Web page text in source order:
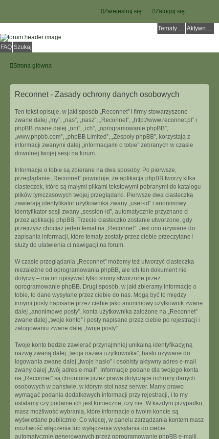
Zaloguj się
Zarejestruj się
Tematy bez odpowiedzi Aktywne tematy
FAQ Szukaj
Strona główna
Reconnet - Zasady ochrony danych osobowych
Ten tekst opisuje, w jaki sposób „Reconnet” i firmy stowarzyszone
zwane dalej „my”, „nas”, „nasz”, „Reconnet”, „http://www.reconnet.pl” i
phpBB zwane dalej „oni”, „ich”, „oprogramowanie phpBB”,
„www.phpbb.com”, „phpBB Limited”, „Zespoły phpBB”, korzystają z
informacji zwanymi dalej „informacjami o tobie” zebranych w czasie
dowolnej twojej sesji na forum.
Informacje o tobie są zbierane na dwa sposoby. Po pierwsze,
przeglądanie „Reconnet” powoduje, że aplikacja phpBB tworzy kilka
ciasteczek, które są małymi plikami tekstowymi pobranymi do katalogu
plików tymczasowych twojej przeglądarki. Pierwsze dwa ciasteczka
zawierają identyfikator użytkownika zwany „user-id” i anonimowy
identyfikator sesji zwany „session-id”, automatycznie przyznane ci
przez aplikację phpBB. Trzecie ciasteczko zostanie utworzone, gdy
przejrzysz chociaż jeden temat na „Reconnet”. Jest ono używane do
zapisania informacji, które tematy zostały przez ciebie przeczytane i
służy do ułatwienia ci nawigacji na forum.
W czasie przeglądania „Reconnet” możemy też utworzyć ciasteczka
niezależne od oprogramowania phpBB, ale ich ten dokument nie
dotyczy – ma on opisywać tylko strony stworzone przez
oprogramowanie phpBB. Drugi sposób, w jaki zbieramy informacje o
tobie, to dane wysyłane przez ciebie do nas. Mogą być to między
innymi posty napisane przez ciebie jako anonimowy użytkownik zwane
dalej „anonimowe posty”, konta użytkownika założone na „Reconnet”
zwane dalej „twoje konto” i posty napisane przez ciebie po rejestracji i
zalogowaniu zwane dalej „twoje posty”.
Twoje konto będzie zawierać przynajmniej unikalną identyfikacyjną
nazwę zwaną dalej „twoja nazwa użytkownika”, hasło używane do
logowania zwane dalej „twoje hasło” i osobisty aktywny adres e-mail
zwany dalej „twój adres e-mail”. Informacje podane dla twojego konta
na „Reconnet” są chronione przez prawa dotyczące ochrony danych
osobowych w państwie, w którym stoi nasz serwer. Mamy prawo
wymagać podania dodatkowych informacji przy rejestracji, i to my
ustalamy czy podanie ich jest konieczne, czy nie. W każdym przypadku,
masz możliwość wybrania, które informacje o twoim koncie są
wyświetlane publicznie. Co więcej, w panelu zarządzania kontem masz
możliwość włączenia lub wyłączenia wysyłania do ciebie
automatycznie generowanych przez oprogramowanie phpBB e-maili.